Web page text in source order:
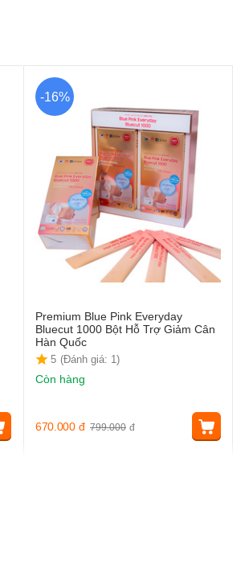
-16%
Premium Blue Pink Everyday
Bluecut 1000 Bột Hỗ Trợ Giảm Cân
Hàn Quốc
5 (Đánh giá: 1)
Còn hàng
799.000 đ
670.000 đ